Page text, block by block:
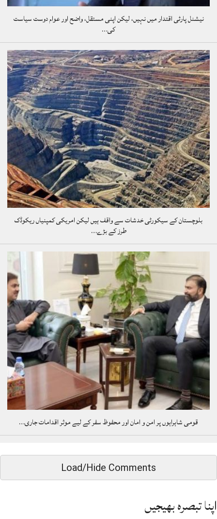
نیشنل پارٹی اقتدار میں نہیں، لیکن اپنی مستقل، واضح اور عوام دوست سیاست
کی…
بلوچستان کے سیکورٹی خدشات سے واقف ہیں لیکن امریکی کمپنیاں ریکوڈک
طرز کے بڑے…
قومی شاہراہوں پر امن و امان اور محفوظ سفر کے لیے موثر اقدامات جاری…
Load/Hide Comments
اپنا تبصرہ بھیجیں